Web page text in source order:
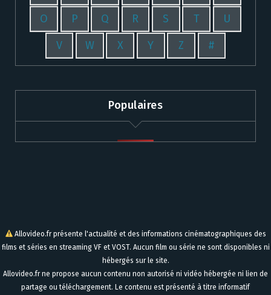
O P Q R S T U
V W X Y Z #
Populaires
Allovideo.fr présente l'actualité et des informations cinématographiques des
films et séries en streaming VF et VOST. Aucun film ou série ne sont disponibles ni
hébergés sur le site.
Allovideo.fr ne propose aucun contenu non autorisé ni vidéo hébergée ni lien de
partage ou téléchargement. Le contenu est présenté à titre informatif